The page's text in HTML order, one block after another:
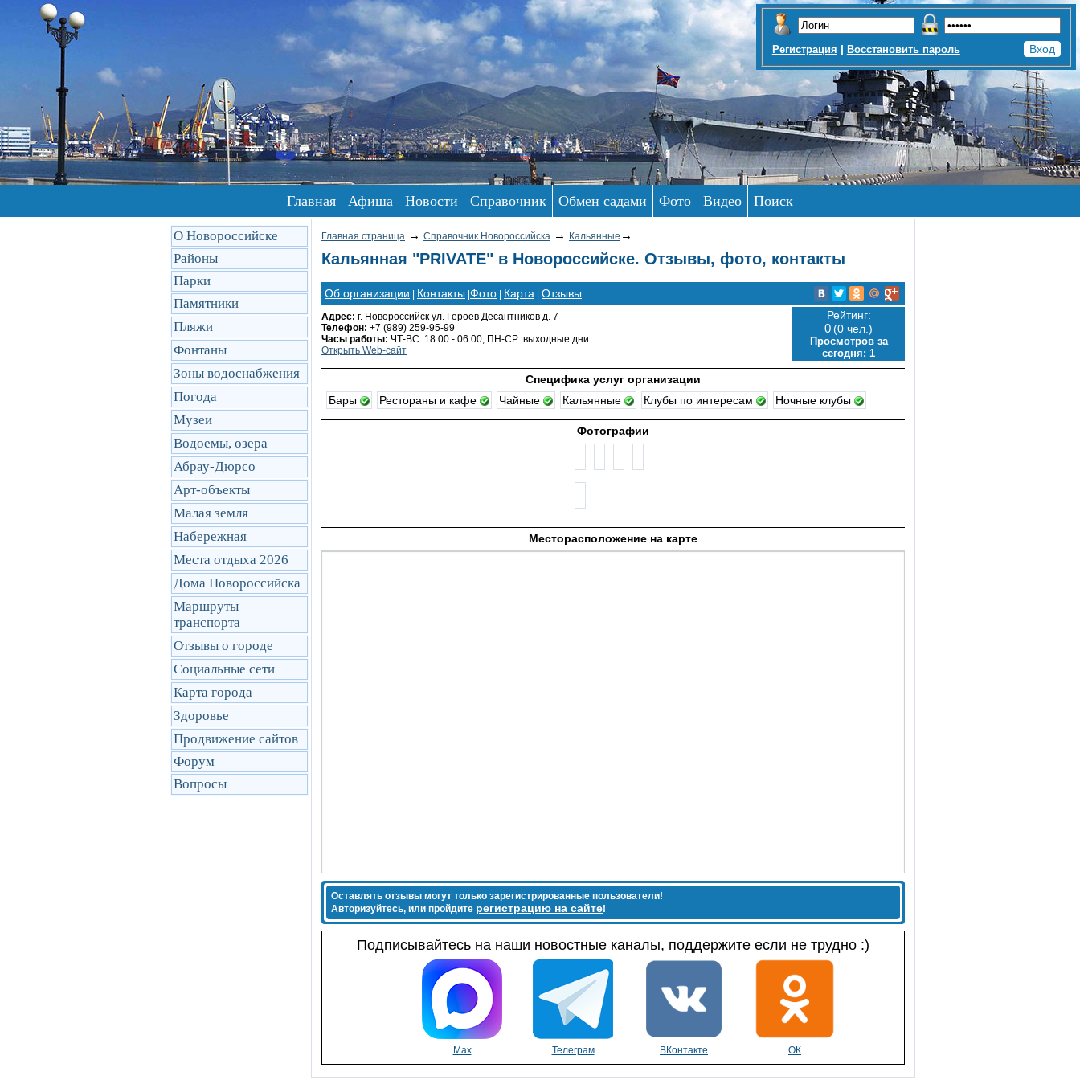
Регистрация | Восстановить пароль
Главная Афиша Новости Справочник Обмен садами Фото Видео Поиск
О Новороссийске
Районы
Парки
Памятники
Пляжи
Фонтаны
Зоны водоснабжения
Погода
Музеи
Водоемы, озера
Абрау-Дюрсо
Арт-объекты
Малая земля
Набережная
Места отдыха 2026
Дома Новороссийска
Маршруты
транcпорта
Отзывы о городе
Социальные сети
Карта города
Здоровье
Продвижение сайтов
Форум
Вопросы
Главная страница → Справочник Новороссийска → Кальянные →
Кальянная "PRIVATE" в Новороссийске. Отзывы, фото, контакты
Об организации Контакты Фото Карта Отзывы
Адрес: г. Новороссийск ул. Героев Десантников д. 7
Телефон: +7 (989) 259-95-99
Часы работы: ЧТ-ВС: 18:00 - 06:00; ПН-СР: выходные дни
Открыть Web-сайт
Рейтинг:
0(0 чел.)
Просмотров за
сегодня: 1
Специфика услуг организации
Бары
Рестораны и кафе Чайные Кальянные Клубы по интересам Ночные клубы
Фотографии
Месторасположение на карте
Оставлять отзывы могут только зарегистрированные пользователи!
Авторизуйтесь, или пройдите регистрацию на сайте!
Подписывайтесь на наши новостные каналы, поддержите если не трудно :)
Max Телеграм ВКонтакте ОК